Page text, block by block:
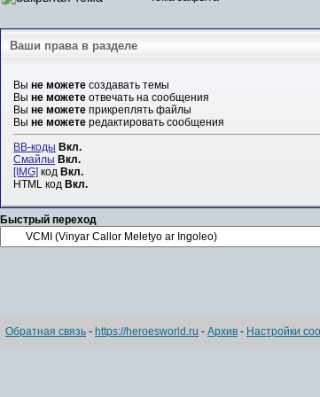
Ваши права в разделе
Выне можете создавать темы
Выне можете отвечать на сообщения
Выне можете прикреплять файлы
Выне можете редактировать сообщения
BB-коды Вкл.
Смайлы Вкл.
[IMG] код Вкл.
HTML код Вкл.
Быстрый переход
Обратная связь - https://heroesworld.ru - Архив - Настройки